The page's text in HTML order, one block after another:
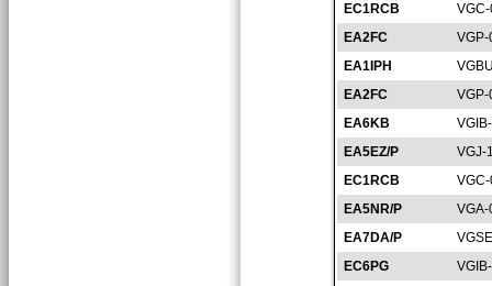
EC1RCB
EA2FC
EA1IPH
EA2FC
EA6KB
EA5EZ/P
VGJ-
EC1RCB
EA5NR/P
EA7DA/P
EC6PG